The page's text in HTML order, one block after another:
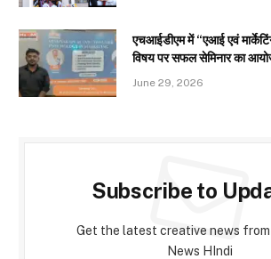
एचआईडीएम में “एआई एवं
विषय पर सफल सेमिनार का
June 29, 2026
Subscribe to
Get the latest creative news from
News HIndi